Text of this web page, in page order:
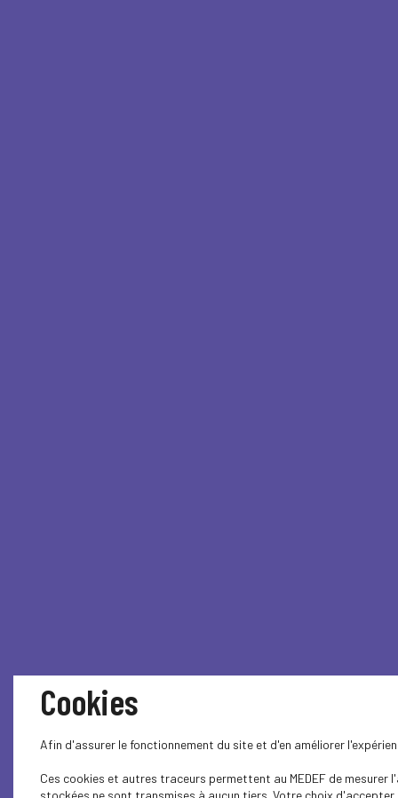
Cookies
Afin d'assurer le fonctionnement du site et d'en améliorer
Ces cookies et autres traceurs permettent au MEDEF de
stockées ne sont transmises à aucun tiers. Votre choix